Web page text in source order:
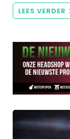
LEES VERDER